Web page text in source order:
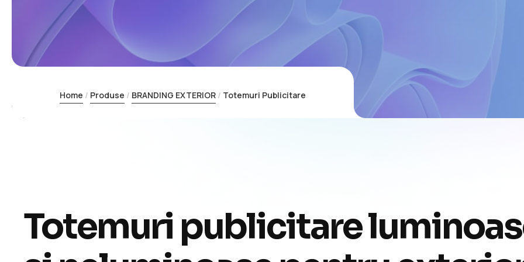
Home Produse BRANDING EXTERIOR Totemuri Publicitare
Totemuri publicitare